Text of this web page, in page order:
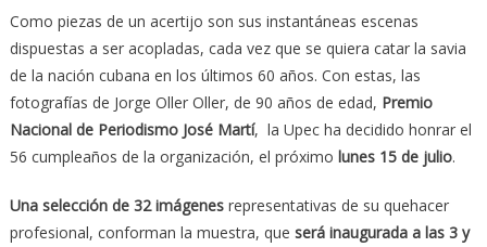
Como piezas de un acertijo son sus instantáneas escenas
dispuestas a ser acopladas, cada vez que se quiera catar la savia
de la nación cubana en los últimos 60 años. Con estas, las
fotografías de Jorge Oller Oller, de 90 años de edad, Premio
Nacional de Periodismo José Martí, la Upec ha decidido honrar el
56 cumpleaños de la organización, el próximo lunes 15 de julio.
Una selección de 32 imágenesrepresentativas de su quehacer
profesional, conforman la muestra, que será inaugurada a las 3 y